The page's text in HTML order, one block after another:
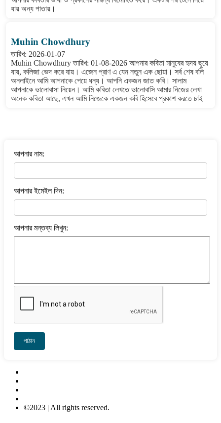
যায় অন্য পাতায়।
Muhin Chowdhury
তারিখ: 2026-01-07
Muhin Chowdhury তারিখ: 01-08-2026 আপনার কবিতা মানুষের হৃদয় ছুয়ে
যায়, কলিজা ভেদ করে যায়। এজেন প্রাণ এ যেন নতুন এক ছোয়া। সর্ব শেষ বলি
অনলাইনে আমি আপনাকে পেয়ে ধন্য। আপনি একজন জাত কবি। সালাম
আপনাকে ভালোবাসা নিয়েন। আমি কবিতা লেখতে ভালোবাসি আমার নিজের লেখা
অনেক কবিতা আছে, এখন আমি নিজেকে একজন কবি হিসেবে প্রকাশ করতে চাই
আপনার নাম:
আপনার ইমেইল দিন:
আপনার মন্তব্য লিখুন:
পাঠান
©2023 | All rights reserved.